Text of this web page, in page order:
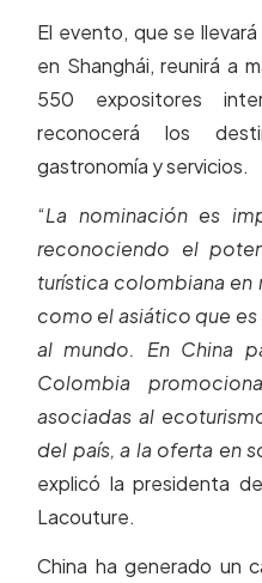
El evento, que se
en Shanghái, reunirá a
550 expositores
reconocerá los
gastronomía y servicios.
“La nominación es
reconociendo el
turística colombiana en
como el asiático que es
al mundo. En China
Colombia
asociadas al
del país, a la oferta en
explicó la presidenta
Lacouture.
China ha generado un